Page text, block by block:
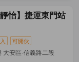
靜怡】捷運東門站
可開伙
大安區-信義路二段